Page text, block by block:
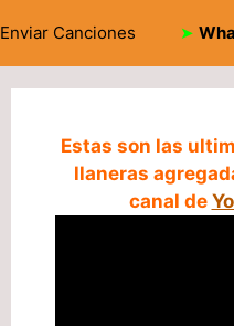
Enviar Canciones ➤
Estas son las
llaneras
canal de